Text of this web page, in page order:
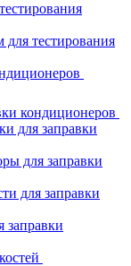
для тестирования
кондиционеров
для заправки
для заправки
для заправки
заправки